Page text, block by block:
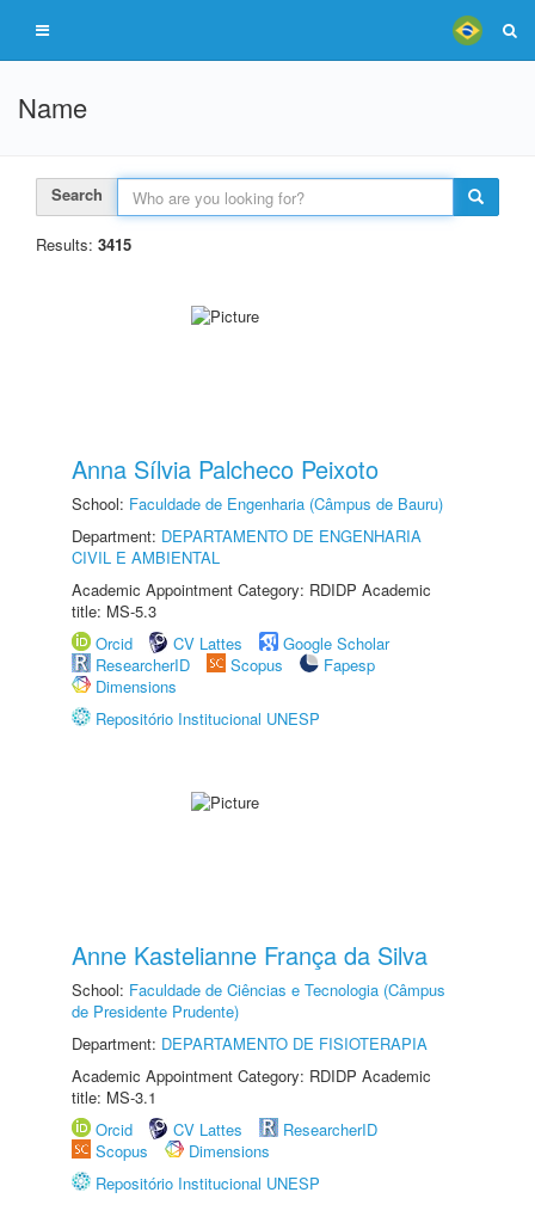
Name
Search
Results: 3415
Anna Sílvia Palcheco Peixoto
School: Faculdade de Engenharia (Câmpus de Bauru)
Department: DEPARTAMENTO DE ENGENHARIA
CIVIL E AMBIENTAL
Academic Appointment Category: RDIDP Academic
title: MS-5.3
Orcid
CV Lattes
Google Scholar
ResearcherID
Scopus
Fapesp
Dimensions
Repositório Institucional UNESP
Anne Kastelianne França da Silva
School: Faculdade de Ciências e Tecnologia (Câmpus
de Presidente Prudente)
Department: DEPARTAMENTO DE FISIOTERAPIA
Academic Appointment Category: RDIDP Academic
title: MS-3.1
Orcid
CV Lattes
ResearcherID
Scopus
Dimensions
Repositório Institucional UNESP